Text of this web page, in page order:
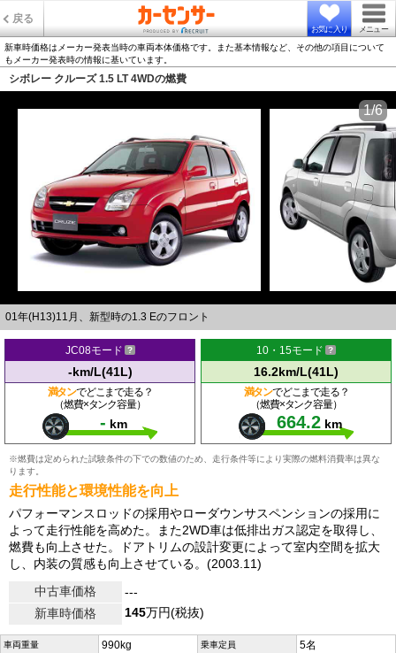
戻る
お気に入り メニュー
新車時価格はメーカー発表当時の車両本体価格です。また基本情報など、その他の項目について
もメーカー発表時の情報に基いています。
シボレー クルーズ 1.5 LT 4WDの燃費
01年(H13)11月、新型時の1.3 Eのフロント
1/6
JC08モード
-km/L(41L)
満タンでどこまで走る？
（燃費×タンク容量）
- km
10・15モード
16.2km/L(41L)
満タンでどこまで走る？
（燃費×タンク容量）
664.2 km
※燃費は定められた試験条件の下での数値のため、走行条件等により実際の燃料消費率は異な
ります。
走行性能と環境性能を向上
パフォーマンスロッドの採用やローダウンサスペンションの採用に
よって走行性能を高めた。また2WD車は低排出ガス認定を取得し、
燃費も向上させた。ドアトリムの設計変更によって室内空間を拡大
し、内装の質感も向上させている。(2003.11)
中古車価格
---
新車時価格
145万円(税抜)
車両重量 990kg 乗車定員 5名